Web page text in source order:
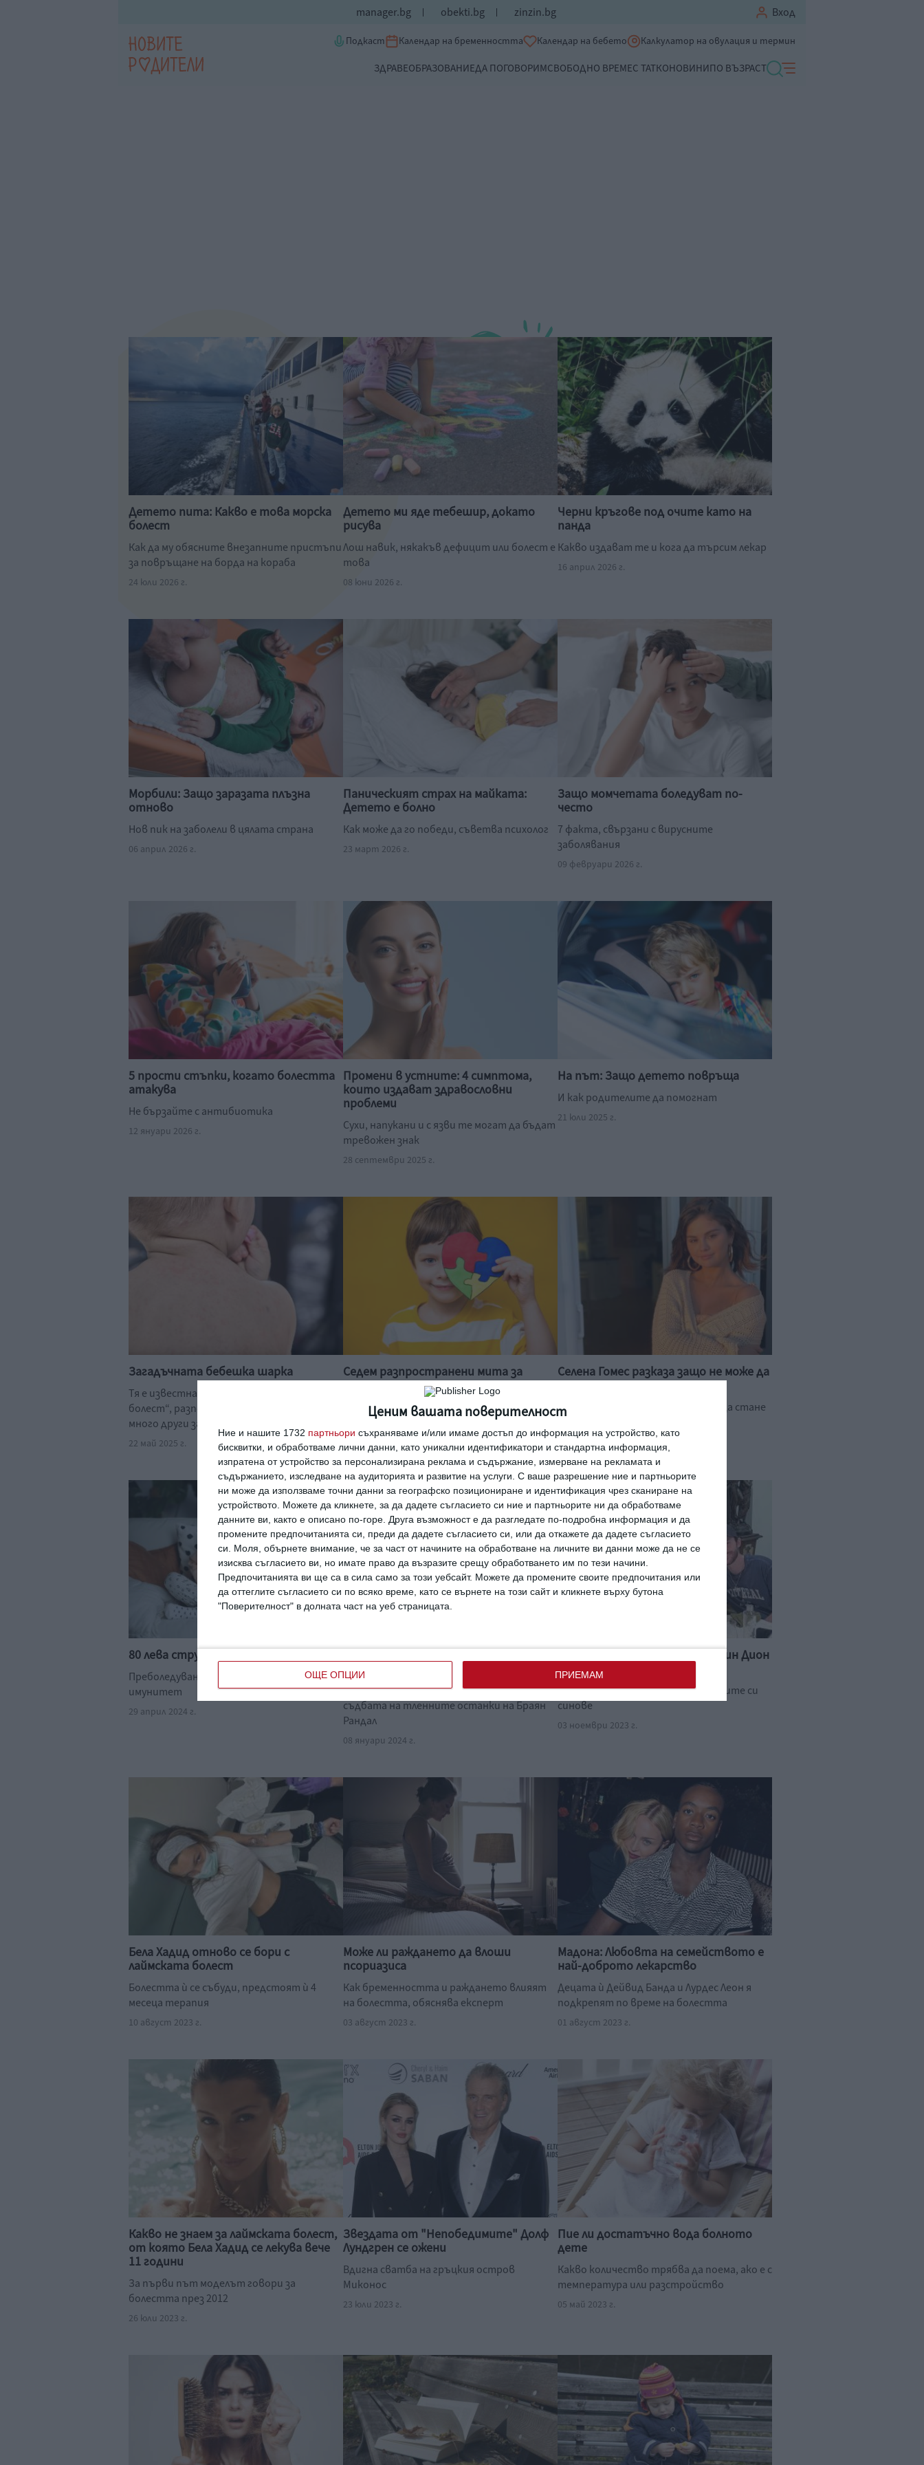
Ценим вашата поверителност
Ние и нашите 1732 партньори съхраняваме и/или имаме достъп до информация на устройство, като
бисквитки, и обработваме лични данни, като уникални идентификатори и стандартна информация,
изпратена от устройство за персонализирана реклама и съдържание, измерване на рекламата и
съдържанието, изследване на аудиторията и развитие на услуги. С ваше разрешение ние и партньорите
ни може да използваме точни данни за географско позициониране и идентификация чрез сканиране на
устройството. Можете да кликнете, за да дадете съгласието си ние и партньорите ни да обработваме
данните ви, както е описано по-горе. Друга възможност е да разгледате по-подробна информация и да
промените предпочитанията си, преди да дадете съгласието си, или да откажете да дадете съгласието
си.
Моля, обърнете внимание, че за част от начините на обработване на личните ви данни може да не се
изисква съгласието ви, но имате право да възразите срещу обработването им по тези начини.
Предпочитанията ви ще са в сила само за този уебсайт. Можете да промените своите предпочитания или
да оттеглите съгласието си по всяко време, като се върнете на този сайт и кликнете върху бутона
"Поверителност" в долната част на уеб страницата.
ОЩЕ ОПЦИИ ПРИЕМАМ
manager.bg obekti.bg zinzin.bg Вход
Подкаст Календар на бременността Календар на бебето Калкулатор на овулация и термин
ЗДРАВЕОБРАЗОВАНИЕДА ПОГОВОРИМСВОБОДНО ВРЕМЕС ТАТКОНОВИНИПО ВЪЗРАСТ
Детето пита: Какво е това морска
болест
Как да му обясните внезапните пристъпи
за повръщане на борда на кораба
24 юли 2026 г.
Детето ми яде тебешир, докато
рисува
Лош навик, някакъв дефицит или болест е
това
08 юни 2026 г.
Черни кръгове под очите като на
панда
Какво издават те и кога да търсим лекар
16 април 2026 г.
Морбили: Защо заразата плъзна
отново
Нов пик на заболели в цялата страна
06 април 2026 г.
Паническият страх на майката:
Детето е болно
Как може да го победи, съветва психолог
23 март 2026 г.
Защо момчетата боледуват по-
често
7 факта, свързани с вирусните
заболявания
09 февруари 2026 г.
5 прости стъпки, когато болестта
атакува
Не бързайте с антибиотика
12 януари 2026 г.
Промени в устните: 4 симптома,
които издават здравословни
проблеми
Сухи, напукани и с язви те могат да бъдат
тревожен знак
28 септември 2025 г.
На път: Защо детето повръща
И как родителите да помогнат
21 юли 2025 г.
Загадъчната бебешка шарка
Тя е известна още като „шестата
болест“, разпознава се трудно и се бърка с
много други заболявания
22 май 2025 г.
Седем разпространени мита за
аутизма
Всички аутисти са гении и други
твърдения, опровергани от специалисти
16 януари 2025 г.
Селена Гомес разказа защо не може да
има деца
Певицата обмисля други начини да стане
14 септември 2024 г.
80 лева струва тестът за коклюш
Преболедуването не създава траен
имунитет
29 април 2024 г.
любимия си на специално място
Сестрата на актрисата разказа за
съдбата на тленните останки на Браян
Рандал
08 януари 2024 г.
За първи път от 3 годин: Селин Дион
излезе с децата си
Появи се на хокеен мач с порасналите си
синове
03 ноември 2023 г.
Бела Хадид отново се бори с
лаймската болест
Болестта ѝ се събуди, предстоят ѝ 4
месеца терапия
10 август 2023 г.
Може ли раждането да влоши
псориазиса
Как бременността и раждането влияят
на болестта, обяснява експерт
03 август 2023 г.
Мадона: Любовта на семейството е
най-доброто лекарство
Децата ѝ Дейвид Банда и Лурдес Леон я
подкрепят по време на болестта
01 август 2023 г.
Какво не знаем за лаймската болест,
от която Бела Хадид се лекува вече
11 години
За първи път моделът говори за
болестта през 2012
26 юли 2023 г.
Звездата от "Непобедимите" Долф
Лундгрен се ожени
Вдигна сватба на гръцкия остров
Миконос
23 юли 2023 г.
Пие ли достатъчно вода болното
дете
Какво количество трябва да поема, ако е с
температура или разстройство
05 май 2023 г.